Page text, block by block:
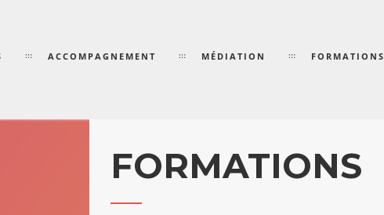
ACCOMPAGNEMENT MÉDIATION FORMATIONS
FORMATIONS